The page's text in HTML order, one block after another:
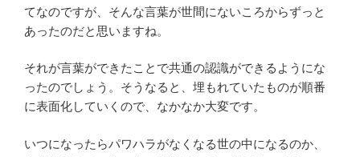
てなのですが、そんな言葉が世間にないころからずっと
あったのだと思いますね。
それが言葉ができたことで共通の認識ができるようにな
ったのでしょう。そうなると、埋もれていたものが順番
に表面化していくので、なかなか大変です。
いつになったらパワハラがなくなる世の中になるのか、